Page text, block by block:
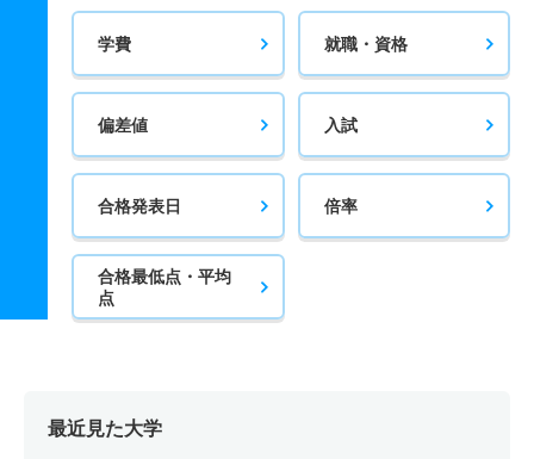
学費 就職・資格
偏差値 入試
合格発表日 倍率
合格最低点・平均
点
最近見た大学